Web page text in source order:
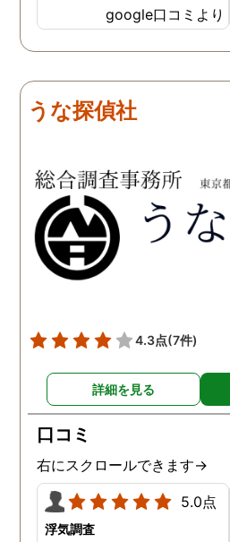
見を言っていただき、また
費用面も正直に答えていた
だき、私の望む結果を得る
言えないですが、それでも
少しでも低く抑えるアドバ
た。 調査も私の望む結果を
得るべく、尽力して頂き、
密に連絡をいただきなが
ら、丁寧に対応してくださ
いました。 おかげで、とて
も、不安で日々辛い気持ち
対応して頂いた上に、かな
り迅速に弁護士に関するア
ドバイスを頂き繋いで下さ
った事、本当に感謝してい
ます。
google口コミより
うな探偵社
4.3点(7件)
詳細を見る
口コミ
右にスクロールできます→
5.0点
浮気調査